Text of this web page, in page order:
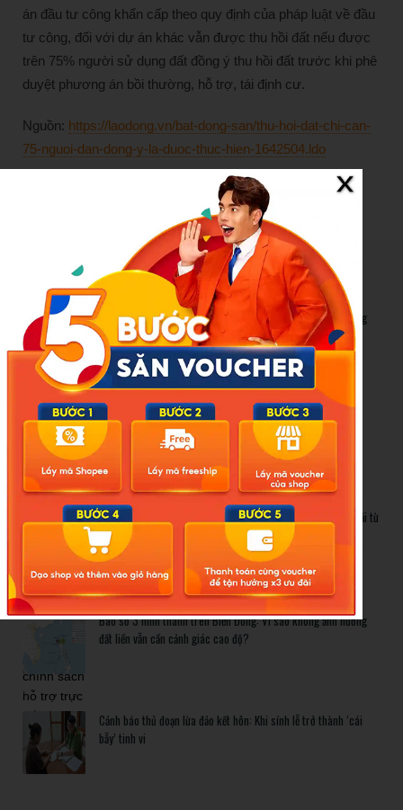
án đầu tư công khẩn cấp theo quy định của pháp luật về đầu
tư công, đối với dự án khác vẫn được thu hồi đất nếu được
trên 75% người sử dụng đất đồng ý thu hồi đất trước khi phê
duyệt phương án bồi thường, hỗ trợ, tái định cư.
Nguồn: https://laodong.vn/bat-dong-san/thu-hoi-dat-chi-can-
75-nguoi-dan-dong-y-la-duoc-thuc-hien-1642504.ldo
New Posts
Bão số 3 hình thành trên Biển Đông: Vì sao không ảnh hưởng
đất liền vẫn cần cảnh giác cao độ?
Cảnh báo thủ đoạn lừa đảo kết hôn: Khi sính lễ trở thành ‘cái
bẫy’ tinh vi
Gần 1.200 tỷ đồng xóa ‘mù bơi’ cho học sinh TP.HCM: Lời giải từ
chính sách hỗ trợ trực tiếp
Related Posts
Bão số 3 hình thành trên Biển Đông: Vì sao không ảnh hưởng
đất liền vẫn cần cảnh giác cao độ?
Cảnh báo thủ đoạn lừa đảo kết hôn: Khi sính lễ trở thành ‘cái
bẫy’ tinh vi